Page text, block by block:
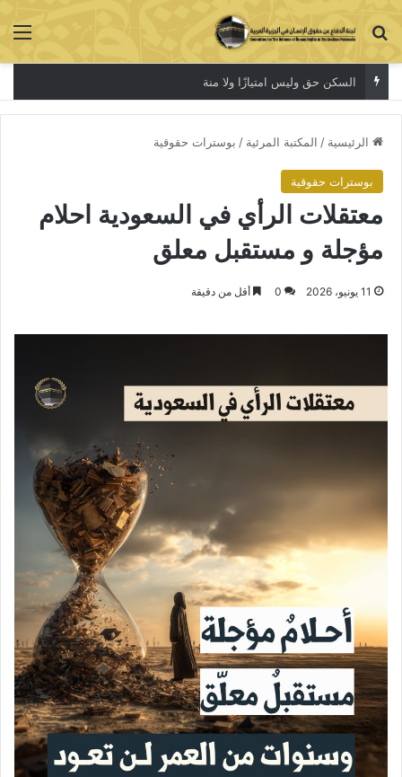
بحث عن
السكن حق وليس امتيازًا ولا منة
الرئيسية / المكتبة المرئية / بوسترات حقوقية
بوسترات حقوقية
معتقلات الرأي في السعودية احلام
مؤجلة و مستقبل معلق
11 يونيو، 2026 0 أقل من دقيقة